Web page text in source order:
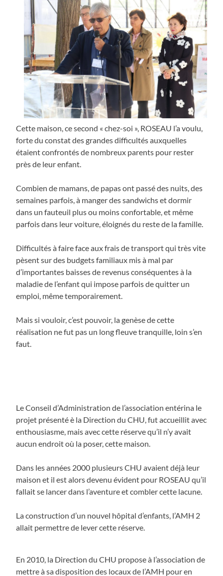
Cette maison, ce second « chez-soi », ROSEAU l’a voulu,
forte du constat des grandes difficultés auxquelles
étaient confrontés de nombreux parents pour rester
près de leur enfant.
Combien de mamans, de papas ont passé des nuits, des
semaines parfois, à manger des sandwichs et dormir
dans un fauteuil plus ou moins confortable, et même
parfois dans leur voiture, éloignés du reste de la famille.
Difficultés à faire face aux frais de transport qui très vite
pèsent sur des budgets familiaux mis à mal par
d’importantes baisses de revenus conséquentes à la
maladie de l’enfant qui impose parfois de quitter un
emploi, même temporairement.
Mais si vouloir, c’est pouvoir, la genèse de cette
réalisation ne fut pas un long fleuve tranquille, loin s’en
faut.
Le Conseil d’Administration de l’association entérina le
projet présenté è la Direction du CHU, fut accueillit avec
enthousiasme, mais avec cette réserve qu’il n’y avait
aucun endroit où la poser, cette maison.
Dans les années 2000 plusieurs CHU avaient déjà leur
maison et il est alors devenu évident pour ROSEAU qu’il
fallait se lancer dans l’aventure et combler cette lacune.
La construction d’un nouvel hôpital d’enfants, l’AMH 2
allait permettre de lever cette réserve.
En 2010, la Direction du CHU propose à l’association de
mettre à sa disposition des locaux de l’AMH pour en